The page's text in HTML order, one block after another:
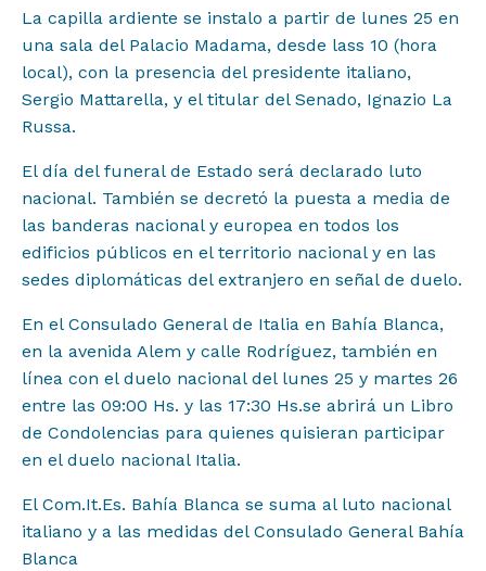
La capilla ardiente se instalo a partir de lunes 25 en
una sala del Palacio Madama, desde lass 10 (hora
local), con la presencia del presidente italiano,
Sergio Mattarella, y el titular del Senado, Ignazio La
Russa.
El día del funeral de Estado será declarado luto
nacional. También se decretó la puesta a media de
las banderas nacional y europea en todos los
edificios públicos en el territorio nacional y en las
sedes diplomáticas del extranjero en señal de duelo.
En el Consulado General de Italia en Bahía Blanca,
en la avenida Alem y calle Rodríguez, también en
línea con el duelo nacional del lunes 25 y martes 26
entre las 09:00 Hs. y las 17:30 Hs.se abrirá un Libro
de Condolencias para quienes quisieran participar
en el duelo nacional Italia.
El Com.It.Es. Bahía Blanca se suma al luto nacional
italiano y a las medidas del Consulado General Bahía
Blanca
Muestras y Contenidos
Noticias
Difusión
Contacto